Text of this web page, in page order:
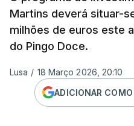
Martins deverá situar-
milhões de euros este
do Pingo Doce.
Lusa / 18 Março 2026, 20:10
ADICIONAR